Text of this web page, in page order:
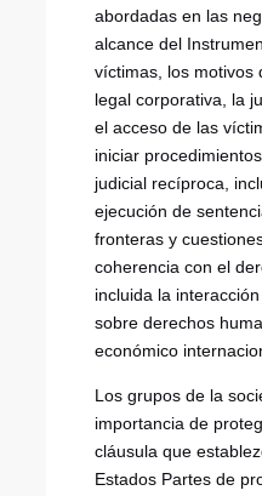
abordadas en las
alcance del
víctimas, los motivos
legal corporativa, la
el acceso de las
iniciar
judicial recíproca,
ejecución de
fronteras y
coherencia con el
incluida la
sobre derechos
económico
Los grupos de la
importancia de
cláusula que
Estados Partes de